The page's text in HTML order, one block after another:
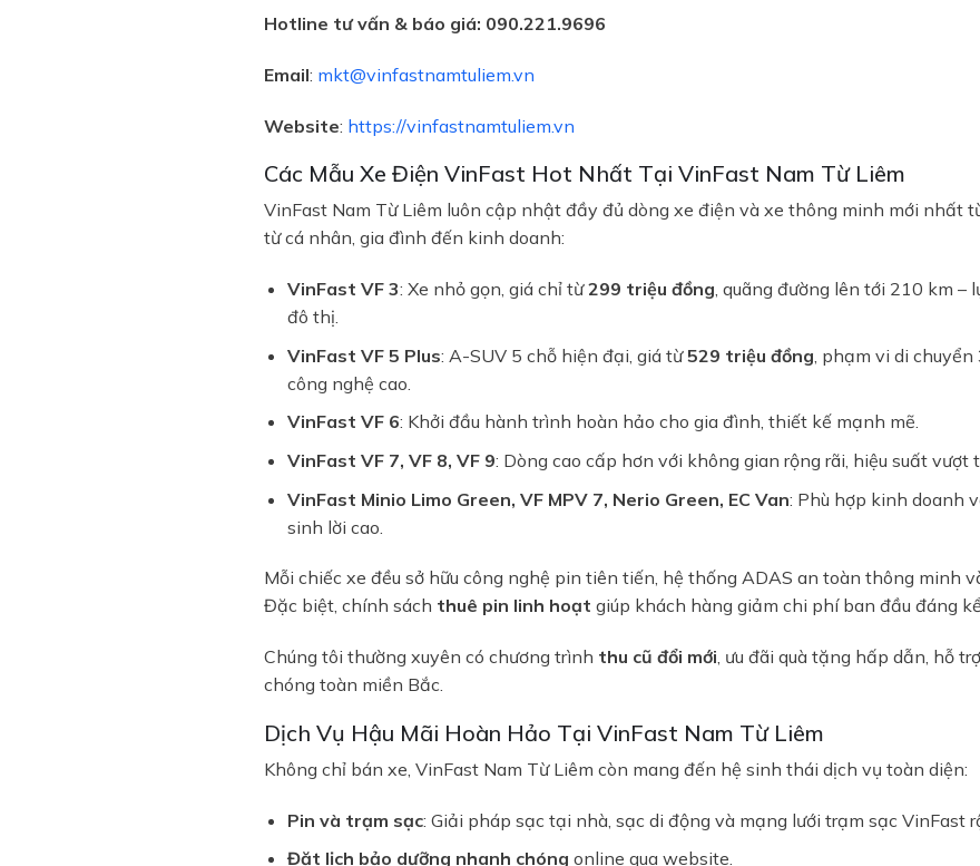
BÁO GIÁ LĂN BÁNH & LÁI THỬ XE
Nhận báo giá Ưu Đãi tháng 08/2026 & Quà tặng hấp dẫn
Hotline tư vấn & báo giá: 090.221.9696
Email: mkt@vinfastnamtuliem.vn
Website: https://vinfastnamtuliem.vn
Các Mẫu Xe Điện VinFast Hot Nhất Tại VinFast Nam Từ Liêm
VinFast Nam Từ Liêm luôn cập nhật đầy đủ dòng xe điện và xe thông minh mới nhất
từ cá nhân, gia đình đến kinh doanh:
VinFast VF 3: Xe nhỏ gọn, giá chỉ từ299 triệu đồng, quãng đường lên tới 210 km –
đô thị.
VinFast VF 5 Plus: A-SUV 5 chỗ hiện đại, giá từ529 triệu đồng , phạm vi di
công nghệ cao.
VinFast VF 6: Khởi đầu hành trình hoàn hảo cho gia đình, thiết kế mạnh mẽ.
VinFast VF 7, VF 8, VF 9: Dòng cao cấp hơn với không gian rộng rãi, hiệu suất vượt
VinFast Minio Limo Green, VF MPV 7, Nerio Green, EC Van: Phù hợp kinh doanh
sinh lời cao.
Mỗi chiếc xe đều sở hữu công nghệ pin tiên tiến, hệ thống ADAS an toàn thông minh
Đặc biệt, chính sách thuê pin linh hoạt giúp khách hàng giảm chi phí ban đầu đáng
Chúng tôi thường xuyên có chương trình thu cũ đổi mới, ưu đãi quà tặng hấp dẫn, hỗ
chóng toàn miền Bắc.
Dịch Vụ Hậu Mãi Hoàn Hảo Tại VinFast Nam Từ Liêm
Không chỉ bán xe, VinFast Nam Từ Liêm còn mang đến hệ sinh thái dịch vụ toàn diện:
Pin và trạm sạc: Giải pháp sạc tại nhà, sạc di động và mạng lưới trạm sạc VinFast
Đặt lịch bảo dưỡng nhanh chóng online qua website.